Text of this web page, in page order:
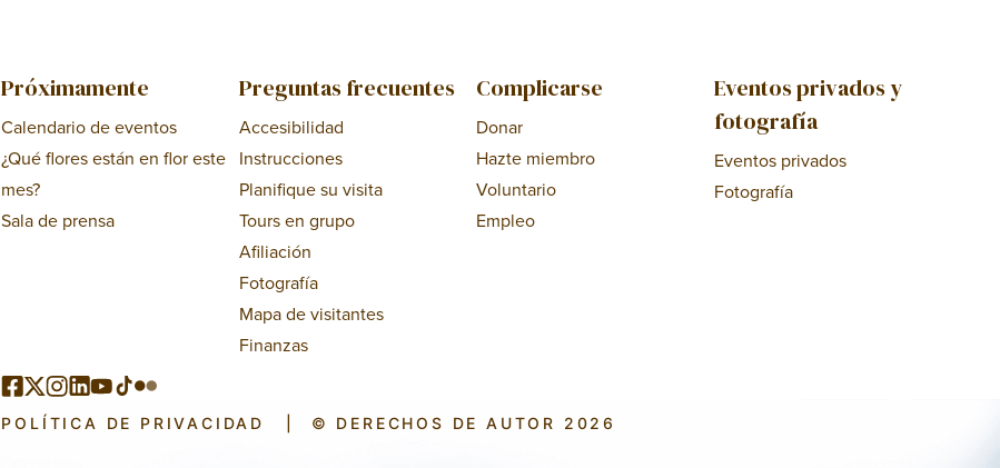
Próximamente
Calendario de eventos
¿Qué flores están en flor este
mes?
Sala de prensa
Preguntas frecuentes
Accesibilidad
Instrucciones
Planifique su visita
Tours en grupo
Afiliación
Fotografía
Mapa de visitantes
Finanzas
Complicarse
Donar
Hazte miembro
Voluntario
Empleo
Eventos privados y
fotografía
Eventos privados
Fotografía
POLÍTICA DE PRIVACIDAD © DERECHOS DE AUTOR 2026